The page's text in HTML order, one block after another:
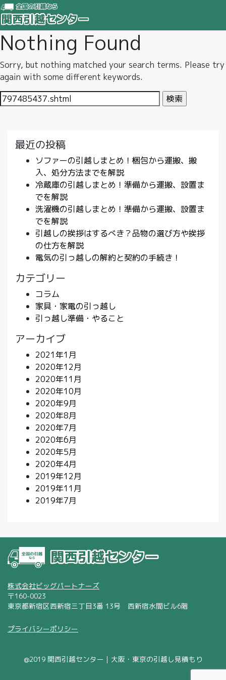
Nothing Found
Sorry, but nothing matched your search terms. Please try
again with some different keywords.
検
索:
最近の投稿
ソファーの引越しまとめ！梱包から運搬、搬
入、処分方法までを解説
冷蔵庫の引越しまとめ！準備から運搬、設置ま
でを解説
洗濯機の引越しまとめ！準備から運搬、設置ま
でを解説
引越しの挨拶はするべき？品物の選び方や挨拶
の仕方を解説
電気の引っ越しの解約と契約の手続き！
カテゴリー
コラム
家具・家電の引っ越し
引っ越し準備・やること
アーカイブ
2021年1月
2020年12月
2020年11月
2020年10月
2020年9月
2020年8月
2020年7月
2020年6月
2020年5月
2020年4月
2019年12月
2019年11月
2019年7月
株式会社ビッグパートナーズ
〒160-0023
東京都新宿区西新宿三丁目3番 13号 西新宿水間ビル6階
プライバシーポリシー
@2019 関西引越センター｜大阪・東京の引越し見積もり